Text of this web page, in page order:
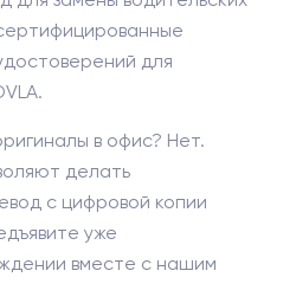
для
в офис? Нет.
делать
с цифровой копии
уже
вместе с нашим